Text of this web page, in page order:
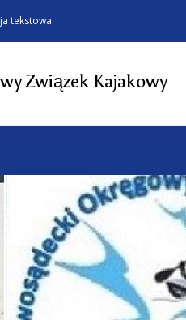
tekstowa
Związek Kajakowy